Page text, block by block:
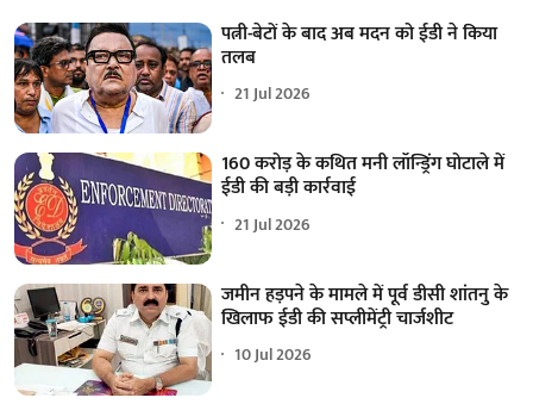
पत्नी-बेटों के बाद अब मदन को ईडी ने किया
तलब
21 Jul 2026
160 करोड़ के कथित मनी लॉन्ड्रिंग घोटाले में
ईडी की बड़ी कार्रवाई
21 Jul 2026
जमीन हड़पने के मामले में पूर्व डीसी शांतनु के
खिलाफ ईडी की सप्लीमेंट्री चार्जशीट
10 Jul 2026